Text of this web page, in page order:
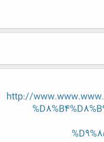
http://